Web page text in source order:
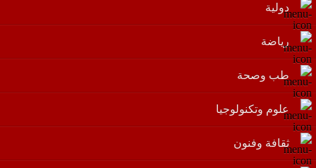
دولية
رياضة
طب وصحة
علوم وتكنولوجيا
ثقافة وفنون